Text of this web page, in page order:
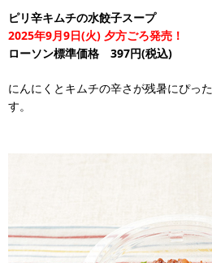
ピリ辛キムチの水餃子スープ
2025年9月9日(火) 夕方ごろ発売！
ローソン標準価格 397円(税込)
にんにくとキムチの辛さが残暑にぴっ
す。